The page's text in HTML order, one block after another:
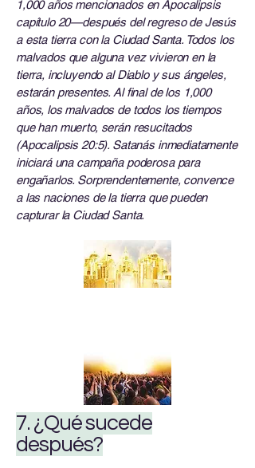
1,000 años mencionados en Apocalipsis
capítulo 20—después del regreso de Jesús
a esta tierra con la Ciudad Santa. Todos los
malvados que alguna vez vivieron en la
tierra, incluyendo al Diablo y sus ángeles,
estarán presentes. Al final de los 1,000
años, los malvados de todos los tiempos
que han muerto, serán resucitados
(Apocalipsis 20:5). Satanás inmediatamente
iniciará una campaña poderosa para
engañarlos. Sorprendentemente, convence
a las naciones de la tierra que pueden
capturar la Ciudad Santa.
7. ¿Qué sucede
después?